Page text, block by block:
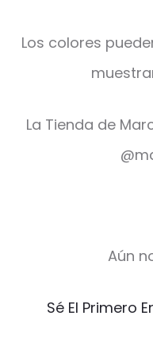
Los colores
La Tienda de
Aún
Sé El Primero